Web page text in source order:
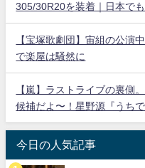
305/30R20を装着｜日本で
【宝塚歌劇団】宙組の公演
で楽屋は騒然に
【嵐】ラストライブの裏側
候補だよ〜！星野源『うち
今日の人気記事